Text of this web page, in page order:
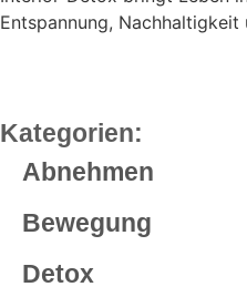
Entspannung, Nachhaltigkeit
Kategorien:
Abnehmen
Bewegung
Detox